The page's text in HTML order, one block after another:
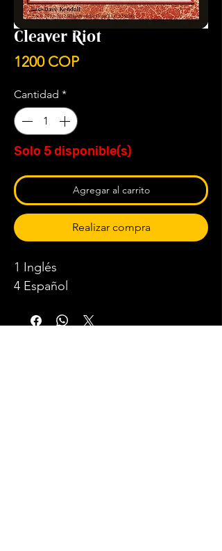
Cleaver Riot
1200 COPPrecio
Cantidad *
Solo 5 disponible(s)
Agregar al carrito
Realizar compra
1 Inglés
4 Español